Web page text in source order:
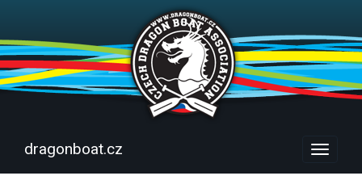
Menu
dragonboat.cz